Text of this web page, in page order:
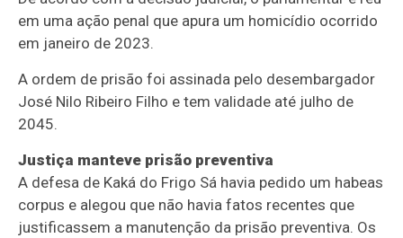
em uma ação penal que apura um homicídio ocorrido
em janeiro de 2023.
A ordem de prisão foi assinada pelo desembargador
José Nilo Ribeiro Filho e tem validade até julho de
2045.
Justiça manteve prisão preventiva
A defesa de Kaká do Frigo Sá havia pedido um habeas
corpus e alegou que não havia fatos recentes que
justificassem a manutenção da prisão preventiva. Os